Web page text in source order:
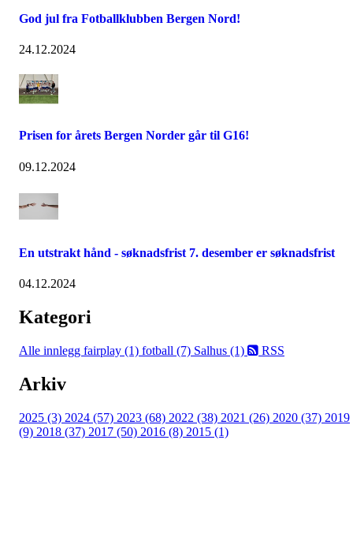
God jul fra Fotballklubben Bergen Nord!
24.12.2024
Prisen for årets Bergen Norder går til G16!
09.12.2024
En utstrakt hånd - søknadsfrist 7. desember er søknadsfrist
04.12.2024
Kategori
Alle innlegg fairplay (1) fotball (7) Salhus (1) RSS
Arkiv
2025 (3) 2024 (57) 2023 (68) 2022 (38) 2021 (26) 2020 (37) 2019
(9) 2018 (37) 2017 (50) 2016 (8) 2015 (1)